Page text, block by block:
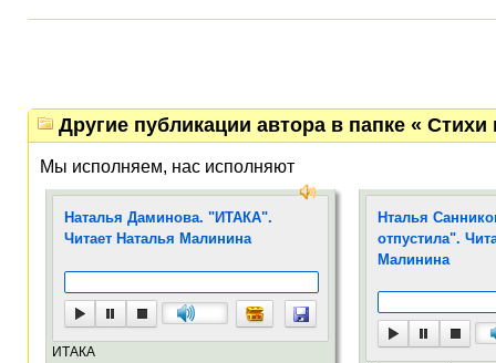
Другие публикации автора в папке « Стихи
Мы исполняем, нас исполняют
Наталья Даминова. "ИТАКА".
Читает Наталья Малинина
ИТАКА
Нталья
отпустила".
Малинина